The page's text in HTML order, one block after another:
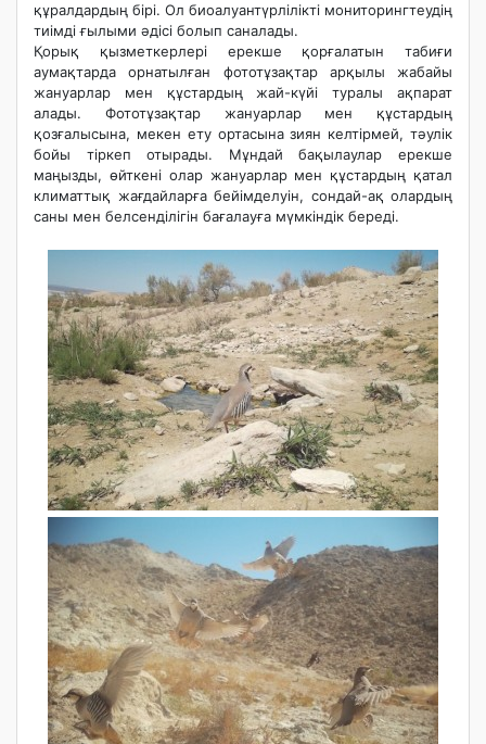
құралдардың бірі. Ол биоалуантүрлілікті мониторингтеудің
тиімді ғылыми әдісі болып саналады.
Қорық қызметкерлері ерекше қорғалатын табиғи
аумақтарда орнатылған фототұзақтар арқылы жабайы
жануарлар мен құстардың жай-күйі туралы ақпарат
алады. Фототұзақтар жануарлар мен құстардың
қозғалысына, мекен ету ортасына зиян келтірмей, тәулік
бойы тіркеп отырады. Мұндай бақылаулар ерекше
маңызды, өйткені олар жануарлар мен құстардың қатал
климаттық жағдайларға бейімделуін, сондай-ақ олардың
саны мен белсенділігін бағалауға мүмкіндік береді.